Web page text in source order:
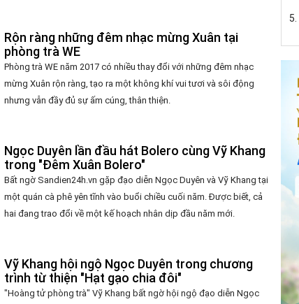
Rộn ràng những đêm nhạc mừng Xuân tại
phòng trà WE
Phòng trà WE năm 2017 có nhiều thay đổi với những đêm nhạc
mừng Xuân rộn ràng, tạo ra một không khí vui tươi và sôi động
nhưng vẫn đầy đủ sự ấm cúng, thân thiện.
Ngọc Duyên lần đầu hát Bolero cùng Vỹ Khang
trong "Đêm Xuân Bolero"
Bất ngờ Sandien24h.vn gặp đạo diễn Ngọc Duyên và Vỹ Khang tại
một quán cà phê yên tĩnh vào buổi chiều cuối năm. Được biết, cả
hai đang trao đổi về một kế hoạch nhân dịp đầu năm mới.
Vỹ Khang hội ngộ Ngọc Duyên trong chương
trình từ thiện "Hạt gạo chia đôi"
"Hoàng tử phòng trà" Vỹ Khang bất ngờ hội ngộ đạo diễn Ngọc